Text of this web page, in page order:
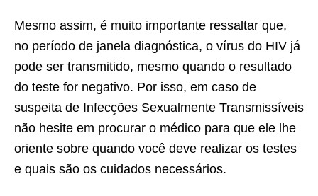
Mesmo assim, é muito importante ressaltar que,
no período de janela diagnóstica, o vírus do HIV já
pode ser transmitido, mesmo quando o resultado
do teste for negativo. Por isso, em caso de
suspeita de Infecções Sexualmente Transmissíveis
não hesite em procurar o médico para que ele lhe
oriente sobre quando você deve realizar os testes
e quais são os cuidados necessários.